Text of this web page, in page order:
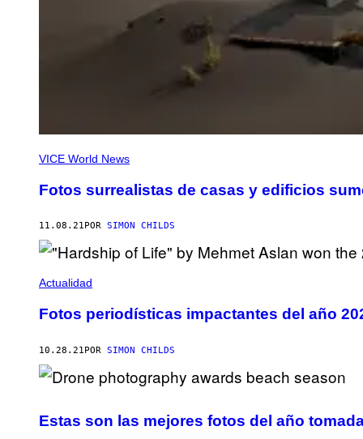
VICE World News
Fotos surrealistas de casas y edificios
11.08.21 POR SIMON CHILDS
Actualidad
Fotos periodísticas impactantes del año
10.28.21POR SIMON CHILDS
Estas son las mejores fotos del año